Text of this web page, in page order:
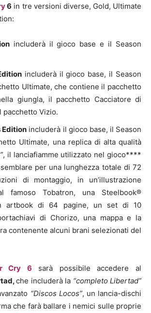
6 in tre versioni diverse, Gold, Ultimate
includerà il gioco base e il Season
includerà il gioco base, il Season
Ultimate, che contiene il pacchetto
giungla, il pacchetto Cacciatore di
Vizio.
Edition includerà il gioco base, il Season
Ultimate, una replica di alta qualità
il lanciafiamme utilizzato nel gioco****
per una lunghezza totale di 72
di montaggio, in un’illustrazione
famoso Tobatron, una Steelbook®
artbook di 64 pagine, un set di 10
di Chorizo, una mappa e la
contenente alcuni brani selezionati del
Cry 6 sarà possibile accedere al
che includerà la “completo Libertad”
“Discos Locos”, un lancia-dischi
che farà ballare i nemici sulle proprie